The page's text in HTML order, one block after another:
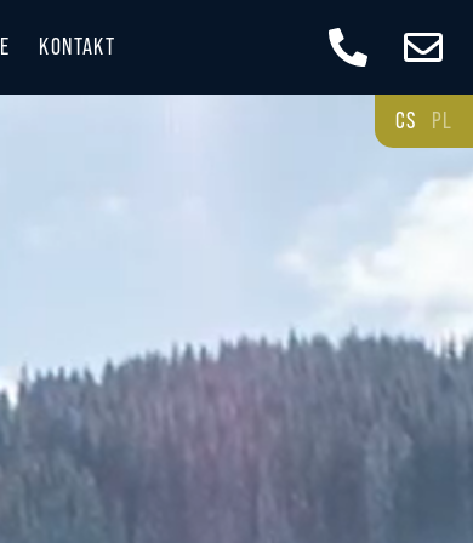
KONTAKT
CS PL